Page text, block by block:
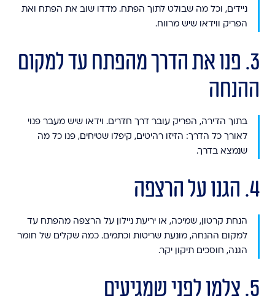
ניידים, וכל מה שבולט לתוך הפתח. מדדו שוב את הפתח ואת
הפריק ווידאו שיש מרווח.
3. פנו את הדרך מהפתח עד למקום
ההנחה
בתוך הדירה, הפריק עובר דרך חדרים. וידאו שיש מעבר פנוי
לאורך כל הדרך: הזיזו רהיטים, קיפלו שטיחים, פנו כל מה
שנמצא בדרך.
4. הגנו על הרצפה
הנחת קרטון, שמיכה, או יריעת ניילון על הרצפה מהפתח עד
למקום ההנחה, מונעת שריטות וכתמים. כמה שקלים של חומר
הגנה, חוסכים תיקון יקר.
5. צלמו לפני שמגיעים